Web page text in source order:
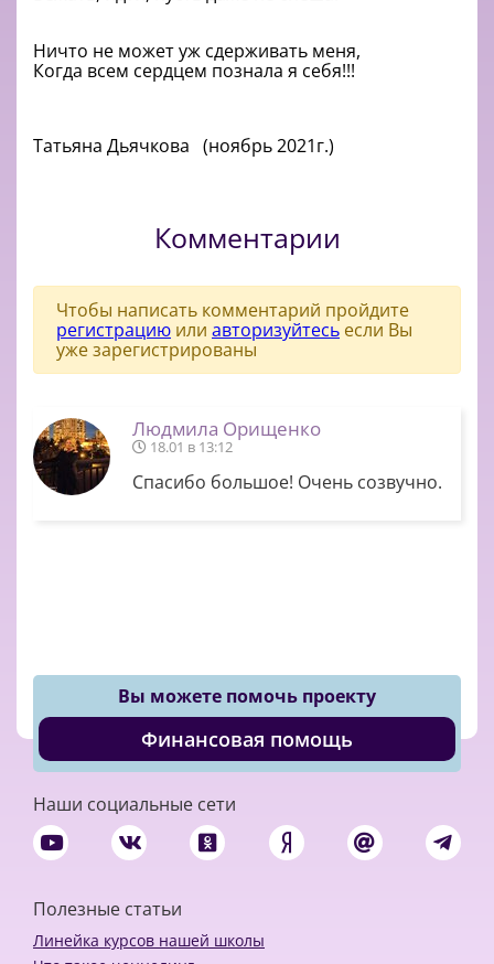
Ничто не может уж сдерживать меня,
Когда всем сердцем познала я себя!!!
Татьяна Дьячкова (ноябрь 2021г.)
Комментарии
Чтобы написать комментарий пройдите
регистрацию или авторизуйтесь если Вы
уже зарегистрированы
Людмила Орищенко
18.01 в 13:12
Спасибо большое! Очень созвучно.
Вы можете помочь проекту
Финансовая помощь
Наши социальные сети
Полезные статьи
Линейка курсов нашей школы